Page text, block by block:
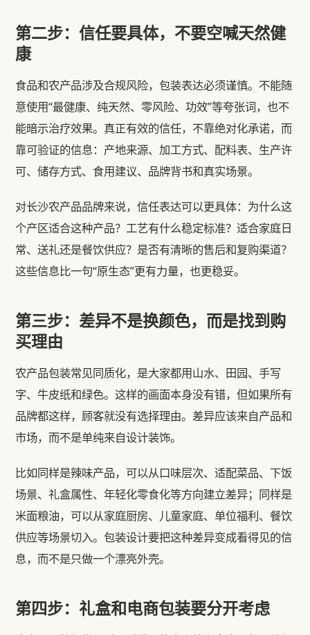
第二步：信任要具体，不要空喊天然健
康
食品和农产品涉及合规风险，包装表达必须谨慎。不能随
意使用“最健康、纯天然、零风险、功效”等夸张词，也不
能暗示治疗效果。真正有效的信任，不靠绝对化承诺，而
靠可验证的信息：产地来源、加工方式、配料表、生产许
可、储存方式、食用建议、品牌背书和真实场景。
对长沙农产品品牌来说，信任表达可以更具体：为什么这
个产区适合这种产品？工艺有什么稳定标准？适合家庭日
常、送礼还是餐饮供应？是否有清晰的售后和复购渠道？
这些信息比一句“原生态”更有力量，也更稳妥。
第三步：差异不是换颜色，而是找到购
买理由
农产品包装常见同质化，是大家都用山水、田园、手写
字、牛皮纸和绿色。这样的画面本身没有错，但如果所有
品牌都这样，顾客就没有选择理由。差异应该来自产品和
市场，而不是单纯来自设计装饰。
比如同样是辣味产品，可以从口味层次、适配菜品、下饭
场景、礼盒属性、年轻化零食化等方向建立差异；同样是
米面粮油，可以从家庭厨房、儿童家庭、单位福利、餐饮
供应等场景切入。包装设计要把这种差异变成看得见的信
息，而不是只做一个漂亮外壳。
第四步：礼盒和电商包装要分开考虑